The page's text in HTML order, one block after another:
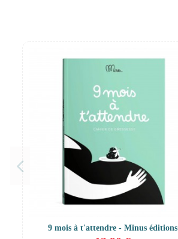
9 mois à t'attendre - Minus éditions